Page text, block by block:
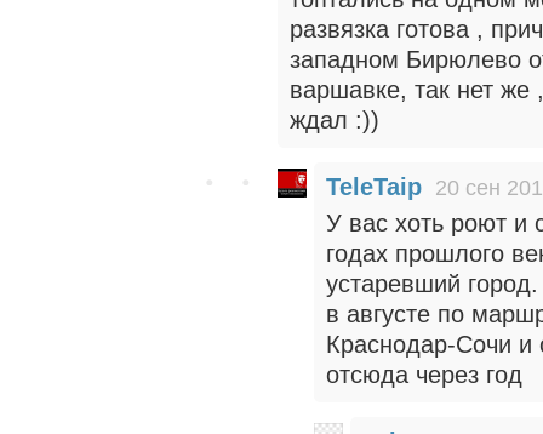
развязка готова ,
западном Бирюлево
варшавке, так нет же
ждал :))
TeleTaip 20 сен
У вас хоть роют и
годах прошлого
устаревший
в августе по
Краснодар-Сочи и
отсюда через год